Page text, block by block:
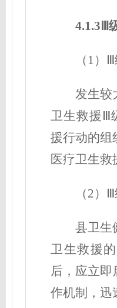
4.1.3Ⅲ
（1）
发生较
卫生救援Ⅲ
援行动的组
医疗卫生救
（2）
县卫生
卫生救援
后，应立
作机制，迅